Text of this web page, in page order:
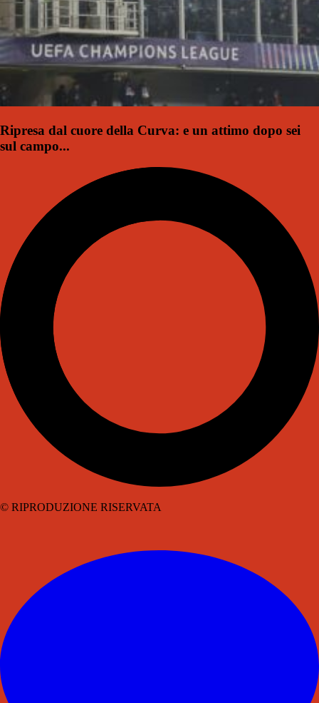
Ripresa dal cuore della Curva: e un attimo dopo sei
sul campo...
© RIPRODUZIONE RISERVATA